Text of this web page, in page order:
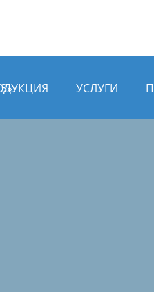
УСЛУГИ